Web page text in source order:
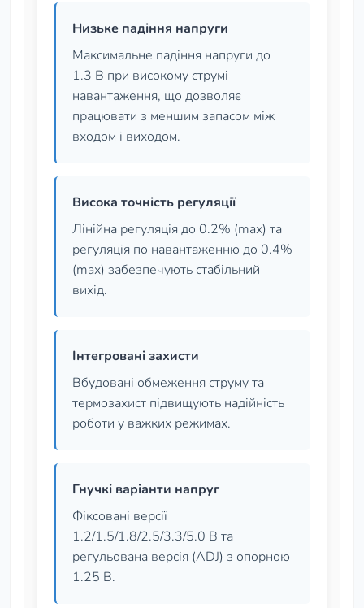
Низьке падіння напруги
Максимальне падіння напруги до
1.3 В при високому струмі
навантаження, що дозволяє
працювати з меншим запасом між
входом і виходом.
Висока точність регуляції
Лінійна регуляція до 0.2% (max) та
регуляція по навантаженню до 0.4%
(max) забезпечують стабільний
вихід.
Інтегровані захисти
Вбудовані обмеження струму та
термозахист підвищують надійність
роботи у важких режимах.
Гнучкі варіанти напруг
Фіксовані версії
1.2/1.5/1.8/2.5/3.3/5.0 В та
регульована версія (ADJ) з опорною
1.25 В.